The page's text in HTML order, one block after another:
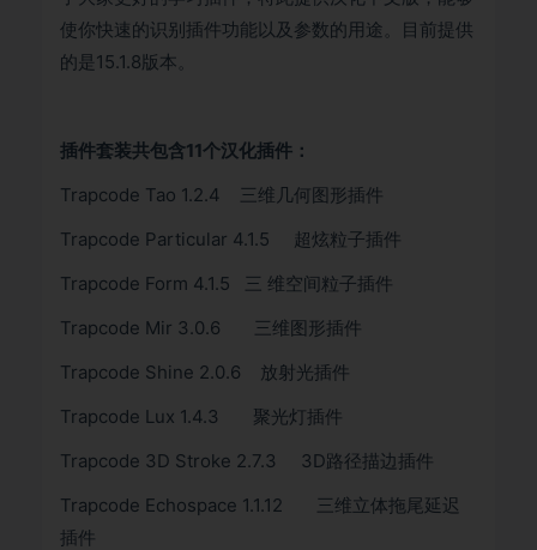
使你快速的识别插件功能以及参数的用途。目前提供
的是15.1.8版本。
插件套装共包含11个汉化插件：
Trapcode Tao 1.2.4 三维几何图形插件
Trapcode Particular 4.1.5 超炫粒子插件
Trapcode Form 4.1.5 三 维空间粒子插件
Trapcode Mir 3.0.6 三维图形插件
Trapcode Shine 2.0.6 放射光插件
Trapcode Lux 1.4.3 聚光灯插件
Trapcode 3D Stroke 2.7.3 3D路径描边插件
Trapcode Echospace 1.1.12 三维立体拖尾延迟
插件